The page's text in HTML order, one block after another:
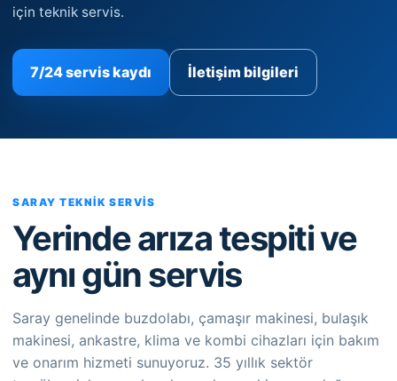
için teknik servis.
7/24 servis kaydı İletişim bilgileri
SARAY TEKNIK SERVIS
Yerinde arıza tespiti ve
aynı gün servis
Saray genelinde buzdolabı, çamaşır makinesi, bulaşık
makinesi, ankastre, klima ve kombi cihazları için bakım
ve onarım hizmeti sunuyoruz. 35 yıllık sektör